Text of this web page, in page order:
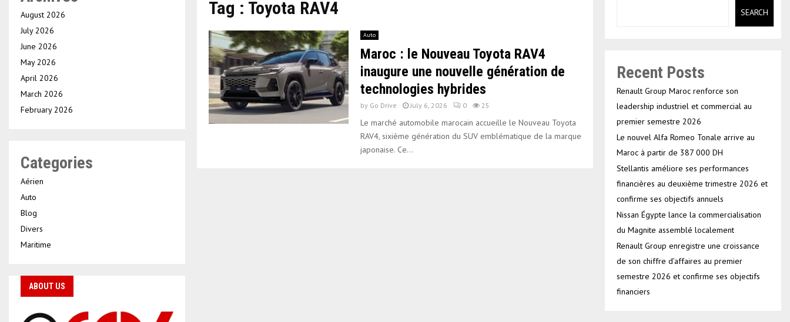
Tag : Toyota RAV4
Auto
Maroc : le Nouveau Toyota RAV4
inaugure une nouvelle génération de
technologies hybrides
by Go Drive July 6, 2026 0 25
Le marché automobile marocain accueille le Nouveau Toyota
RAV4, sixième génération du SUV emblématique de la marque
japonaise. Ce...
August 2026
July 2026
June 2026
May 2026
April 2026
March 2026
February 2026
Categories
Aérien
Auto
Blog
Divers
Maritime
ABOUT US
SEARCH
Recent Posts
Renault Group Maroc renforce son
leadership industriel et commercial au
premier semestre 2026
Le nouvel Alfa Romeo Tonale arrive au
Maroc à partir de 387 000 DH
Stellantis améliore ses performances
financières au deuxième trimestre 2026 et
confirme ses objectifs annuels
Nissan Égypte lance la commercialisation
du Magnite assemblé localement
Renault Group enregistre une croissance
de son chiffre d’affaires au premier
semestre 2026 et confirme ses objectifs
financiers